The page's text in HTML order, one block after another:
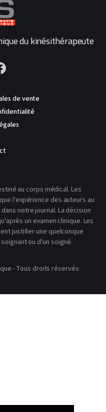
du kinésithérapeute
de vente
au corps médical. Les
l'expérience des auteurs au
notre journal. La décision
un examen clinique. Les
justifier une quelconque
ou d'un soigné.
- Tous droits réservés